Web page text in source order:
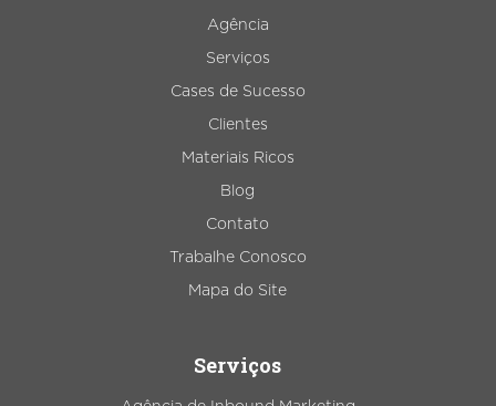
Agência
Serviços
Cases de Sucesso
Clientes
Materiais Ricos
Blog
Contato
Trabalhe Conosco
Mapa do Site
Serviços